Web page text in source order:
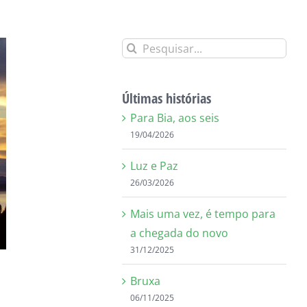
Buscar
Últimas histórias
Para Bia, aos seis
19/04/2026
Luz e Paz
26/03/2026
Mais uma vez, é tempo para
a chegada do novo
31/12/2025
Bruxa
06/11/2025